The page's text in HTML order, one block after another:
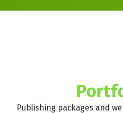
Publishing packages and